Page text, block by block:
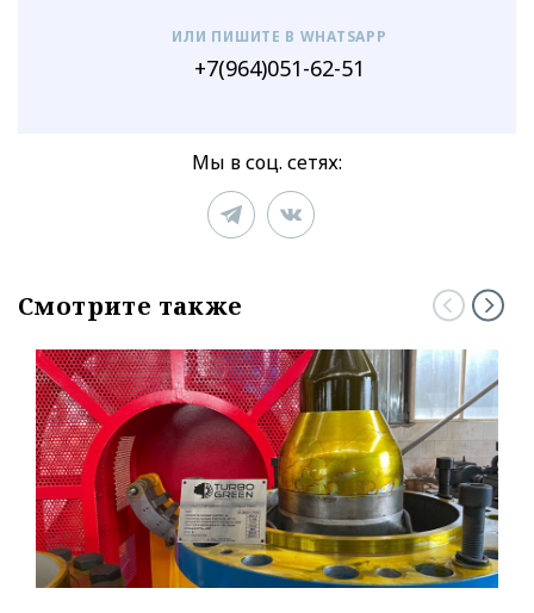
ИЛИ ПИШИТЕ В WHATSAPP
+7(964)051-62-51
Мы в соц. сетях:
Смотрите также